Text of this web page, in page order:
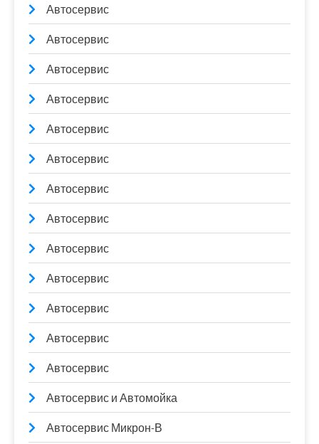
Автосервис
Автосервис
Автосервис
Автосервис
Автосервис
Автосервис
Автосервис
Автосервис
Автосервис
Автосервис
Автосервис
Автосервис
Автосервис
Автосервис и Автомойка
Автосервис Микрон-В